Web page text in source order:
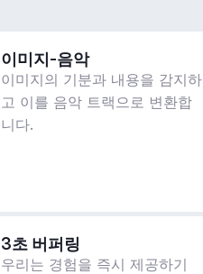
이미지-음악
이미지의 기분과 내용을 감지하
고 이를 음악 트랙으로 변환합
니다.
3초 버퍼링
우리는 경험을 즉시 제공하기